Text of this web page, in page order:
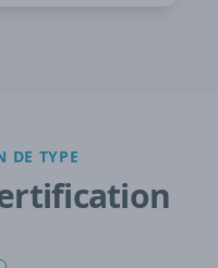
DE TYPE